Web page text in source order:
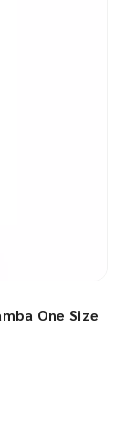
One Size